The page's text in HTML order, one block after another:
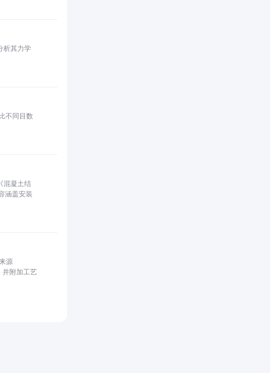
析其力学
不同目数
混凝土结
涵盖安装
源
并附加工艺